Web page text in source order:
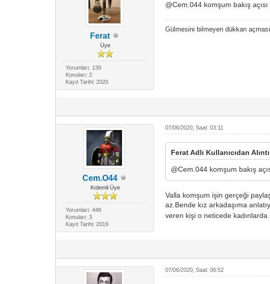
Ferat
Üye
Yorumları: 139
Konuları: 2
Kayıt Tarihi: 2020
@Cem.044 komşum bakış
Gülmesini bilmeyen dükkan
Cem.O44
Kıdemli Üye
Yorumları: 448
Konuları: 3
Kayıt Tarihi: 2019
07/06/2020, Saat: 03:11
Ferat Adlı Kullanıcıdan
@Cem.044 komşum bakış
Valla komşum işin gerçeği
az.Bende kız arkadaşıma
veren kişi o neticede
07/06/2020, Saat: 06:52